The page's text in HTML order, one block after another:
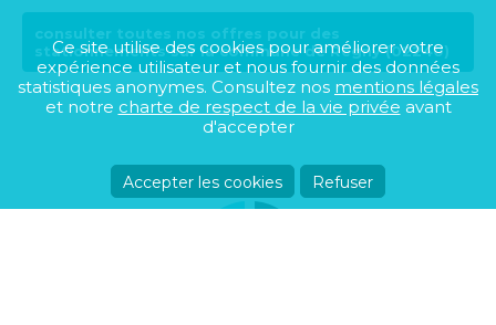
consulter toutes nos offres pour des
stationnements sur la commune de Regny (02240)
Ce site utilise des cookies pour améliorer votre
expérience utilisateur et nous fournir des données
statistiques anonymes. Consultez nos mentions légales
et notre charte de respect de la vie privée avant
d'accepter
Accepter les cookies Refuser